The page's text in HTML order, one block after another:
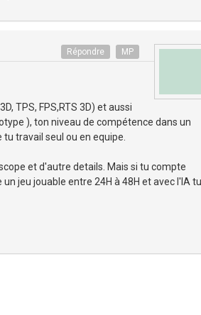
Répondre MP
TPS, FPS,RTS 3D) et aussi
), ton niveau de compétence dans un
travail seul ou en equipe.
et d'autre details. Mais si tu compte
jeu jouable entre 24H à 48H et avec l'IA tu